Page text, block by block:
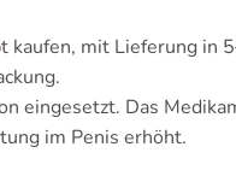
kaufen, mit Lieferung in
eingesetzt. Das
im Penis erhöht.